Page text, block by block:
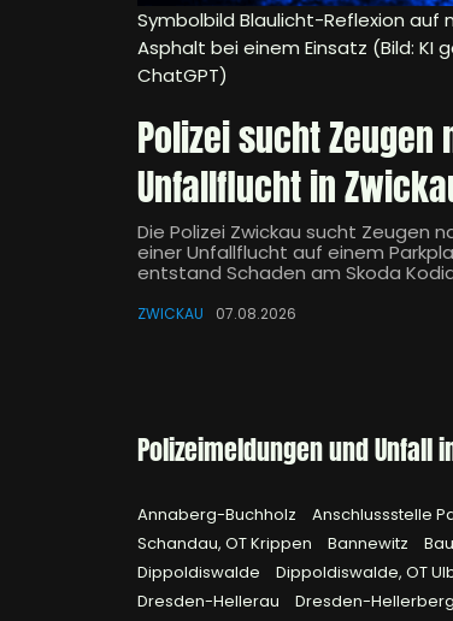
Symbolbild Blaulicht-Reflexion auf
Asphalt bei einem Einsatz (Bild: KI
ChatGPT)
Polizei sucht Zeugen
Unfallflucht in
Die Polizei Zwickau sucht Zeugen
einer Unfallflucht auf einem
entstand Schaden am Skoda
ZWICKAU 07.08.2026
Polizeimeldungen und Unfall
Annaberg-Buchholz Anschlussstelle
Schandau, OT Krippen
Bannewitz
Dippoldiswalde
Dippoldiswalde, OT
Dresden-Hellerau
Dresden-